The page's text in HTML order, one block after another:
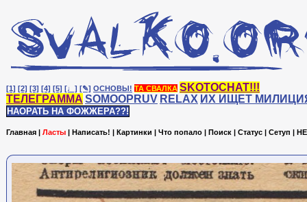
[1] [2] [3] [4] [5] [♩] [✎] ОСНОВЫ! ТА СВАЛКА SKOTOCHAT!!!
ТЕЛЕГРАММА SOMOOPRUV RELAX ИХ ИЩЕТ
НАОРАТЬ НА ФОЖЖЕРА??!
Главная | Ласты | Написать! | Картинки | Что попало | Поиск | Статус | Сетуп |